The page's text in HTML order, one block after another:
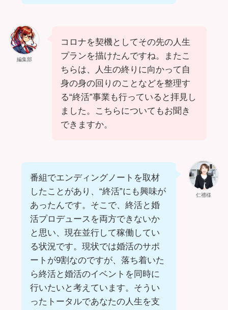
編集部
コロナを契機としてその先の人生
プランを描けたんですね。またこ
ちらは、人生の終りに向かって自
身の身の回りのことなどを整理す
る“終活”事業も行っていると拝見し
ました。こちらについてもお聞き
できますか。
仁禮様
番組でエンディングノートを取材
したことがあり、“終活”にも興味が
あったんです。そこで、終活と婚
活プロデュースを両方できないか
と思い、現在並行して稼働してい
る状況です。現状では婚活のサポ
ートが9割なのですが、落ち着いた
ら終活と婚活のイベントを同時に
行いたいと考えています。そうい
ったトータルであなたの人生を支